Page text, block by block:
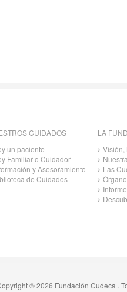
CUIDADOS
un paciente
Familiar o Cuidador
y Asesoramiento
de Cuidados
LA
Visión,
Las
© 2026 Fundación Cudeca .